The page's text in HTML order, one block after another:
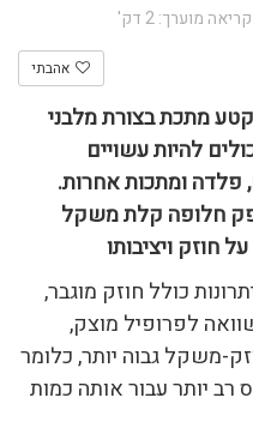
מוערך: 2 דק'
אהבתי
מתכת בצורת מלבני
להיות עשויים
פלדה ומתכות אחרות.
חלופה קלת משקל
חוזק ויציבותו
כולל חוזק מוגבר,
לפרופיל מוצק,
משקל גבוה יותר, כלומר
רב יותר עבור אותה כמות